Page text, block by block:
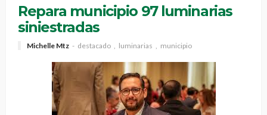
Repara municipio 97 luminarias
siniestradas
Michelle Mtz destacado luminarias municipio